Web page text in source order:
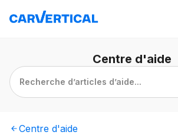
Centre d'aide
Recherche d’articles d’aide...
Centre d'aide